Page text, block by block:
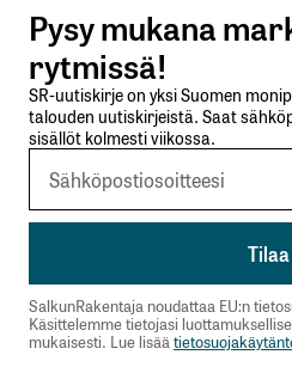
Lähetä kommentti
Pysy mukana
rytmissä!
SR-uutiskirje on yksi Suomen
talouden uutiskirjeistä. Saat
sisällöt kolmesti viikossa.
SalkunRakentaja noudattaa EU:n
Käsittelemme tietojasi
mukaisesti. Lue lisää